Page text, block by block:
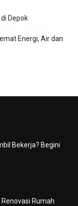
Depok
Energi, Air dan
Bekerja? Begini
Rumah